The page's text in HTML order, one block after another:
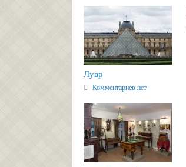
Лувр
Комментариев нет